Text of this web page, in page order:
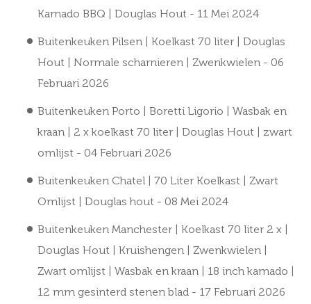
Kamado BBQ | Douglas Hout - 11 Mei 2024
Buitenkeuken Pilsen | Koelkast 70 liter | Douglas
Hout | Normale scharnieren | Zwenkwielen - 06
Februari 2026
Buitenkeuken Porto | Boretti Ligorio | Wasbak en
kraan | 2 x koelkast 70 liter | Douglas Hout | zwart
omlijst - 04 Februari 2026
Buitenkeuken Chatel | 70 Liter Koelkast | Zwart
Omlijst | Douglas hout - 08 Mei 2024
Buitenkeuken Manchester | Koelkast 70 liter 2 x |
Douglas Hout | Kruishengen | Zwenkwielen |
Zwart omlijst | Wasbak en kraan | 18 inch kamado |
12 mm gesinterd stenen blad - 17 Februari 2026